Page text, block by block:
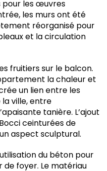
pour les œuvres
les murs ont été
réorganisé pour
et la circulation
fruitiers sur le balcon.
la chaleur et
un lien entre les
ville, entre
tanière. L’ajout
ceinturées de
aspect sculptural.
du béton pour
foyer. Le matériau